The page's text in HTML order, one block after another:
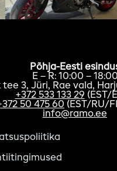
Põhja-Eesti
E – R: 10:00 – 18:00
tee 3, Jüri, Rae vald,
+372 533 133 29 (EST/
50 475 60 (EST/RU/
info@ramo.ee